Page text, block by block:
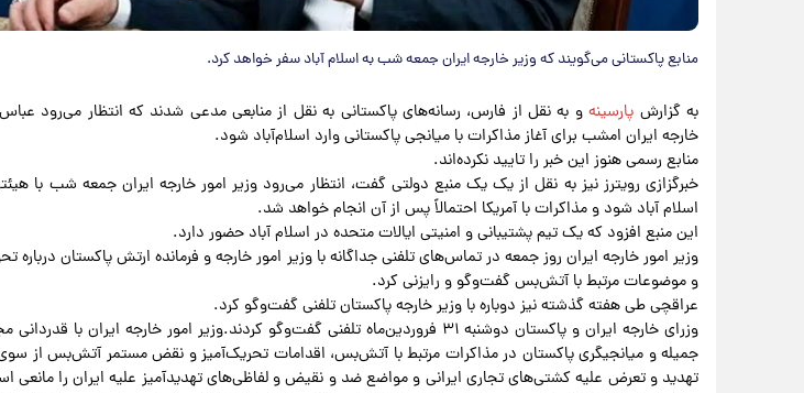
منابع پاکستانی می‌گویند که وزیر خارجه ایران جمعه شب به اسلام آباد سفر خواهد کرد.
به گزارش پارسینهو به نقل از فارس، رسانه‌های پاکستانی به نقل از منابعی مدعی شدند که انتظار می‌رود
خارجه ایران امشب برای آغاز مذاکرات با میانجی پاکستانی وارد اسلام‌آباد شود.
منابع رسمی هنوز این خبر را تایید نکرده‌اند.
خبرگزازی رویترز نیز به نقل از یک یک منبع دولتی گفت، انتظار می‌رود وزیر امور خارجه ایران جمعه شب با
اسلام آباد شود و مذاکرات با آمریکا احتمالاً پس از آن انجام خواهد شد.
این منبع افزود که یک تیم پشتیبانی و امنیتی ایالات متحده در اسلام آباد حضور دارد.
وزیر امور خارجه ایران روز جمعه در تماس‌های تلفنی جداگانه با وزیر امور خارجه و فرمانده ارتش پاکستان درباره
و موضوعات مرتبط با آتش‌بس گفت‌وگو و رایزنی کرد.
عراقچی طی هفته گذشته نیز دوباره با وزیر خارجه پاکستان تلفنی گفت‌وگو کرد.
وزرای خارجه ایران و پاکستان دوشنبه ۳۱ فروردین‌ماه تلفنی گفت‌وگو کردند.وزیر امور خارجه ایران با
جمیله و میانجیگری پاکستان در مذاکرات مرتبط با آتش‌بس، اقدامات تحریک‌آمیز و نقض‌ مستمر آتش‌بس از سوی
تهدید و تعرض علیه کشتی‌های تجاری ایرانی و مواضع ضد و نقیض و لفاظی‌های تهدیدآمیز علیه ایران را مانعی